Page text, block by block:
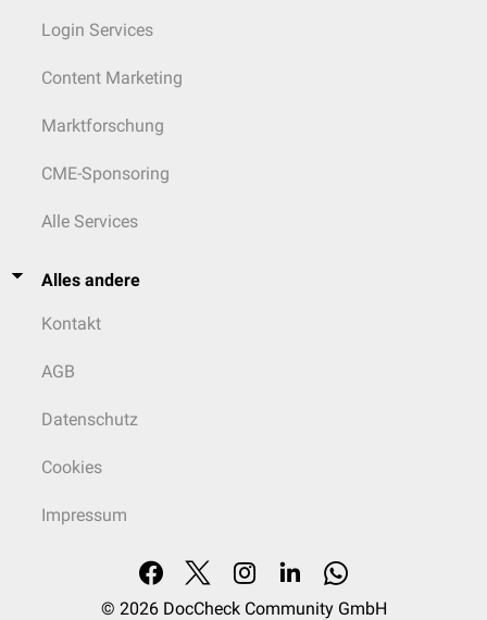
Login Services
Content Marketing
Marktforschung
CME-Sponsoring
Alle Services
Alles andere
Kontakt
AGB
Datenschutz
Cookies
Impressum
© 2026 DocCheck Community GmbH